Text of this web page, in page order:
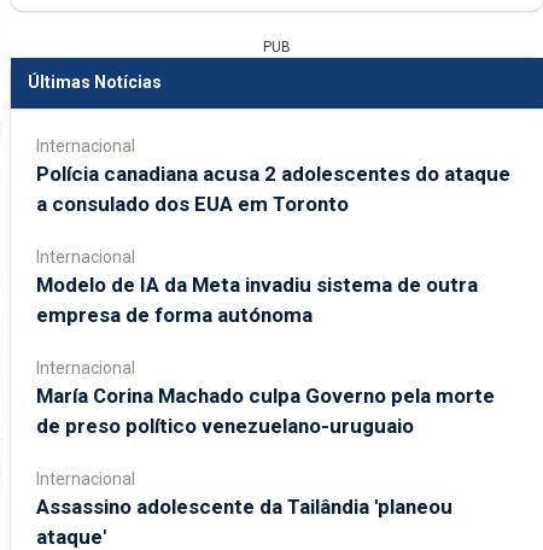
PUB
Últimas Notícias
Internacional
Polícia canadiana acusa 2 adolescentes do ataque
a consulado dos EUA em Toronto
Internacional
Modelo de IA da Meta invadiu sistema de outra
empresa de forma autónoma
Internacional
María Corina Machado culpa Governo pela morte
de preso político venezuelano-uruguaio
Internacional
Assassino adolescente da Tailândia 'planeou
ataque'